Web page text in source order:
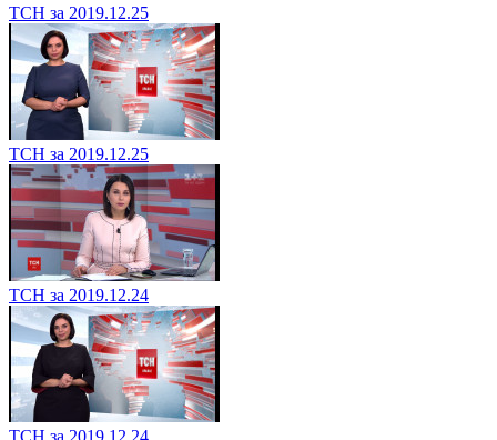
ТСН за 2019.12.25
ТСН за 2019.12.25
ТСН за 2019.12.24
ТСН за 2019.12.24